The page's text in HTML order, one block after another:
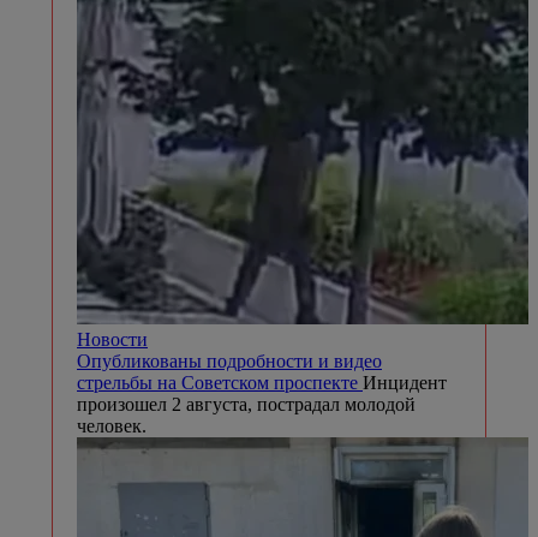
Новости
Опубликованы подробности и видео
стрельбы на Советском проспекте Инцидент
произошел 2 августа, пострадал молодой
человек.